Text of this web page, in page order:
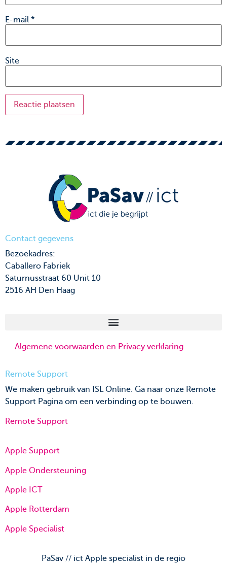
E-mail *
Site
Contact gegevens
Bezoekadres:
Caballero Fabriek
Saturnusstraat 60 Unit 10
2516 AH Den Haag
Algemene voorwaarden en Privacy verklaring
Remote Support
We maken gebruik van ISL Online. Ga naar onze Remote
Support Pagina om een verbinding op te bouwen.
Remote Support
Apple Support
Apple Ondersteuning
Apple ICT
Apple Rotterdam
Apple Specialist
PaSav // ict Apple specialist in de regio